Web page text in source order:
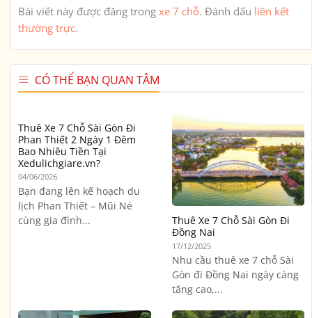
Bài viết này được đăng trong xe 7 chỗ. Đánh dấu liên kết
thường trực.
CÓ THỂ BẠN QUAN TÂM
Thuê Xe 7 Chỗ Sài Gòn Đi
Phan Thiết 2 Ngày 1 Đêm
Bao Nhiêu Tiền Tại
Xedulichgiare.vn?
04/06/2026
Bạn đang lên kế hoạch du
lịch Phan Thiết – Mũi Né
cùng gia đình...
Thuê Xe 7 Chỗ Sài Gòn Đi
Đồng Nai
17/12/2025
Nhu cầu thuê xe 7 chỗ Sài
Gòn đi Đồng Nai ngày càng
tăng cao,...